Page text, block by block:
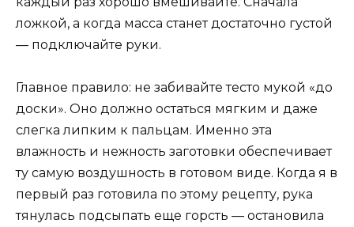
ложкой, а когда масса станет достаточно густой
— подключайте руки.
Главное правило: не забивайте тесто мукой «до
доски». Оно должно остаться мягким и даже
слегка липким к пальцам. Именно эта
влажность и нежность заготовки обеспечивает
ту самую воздушность в готовом виде. Когда я в
первый раз готовила по этому рецепту, рука
тянулась подсыпать еще горсть — остановила